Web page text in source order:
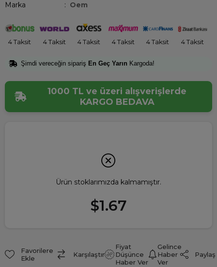
Marka : Oem
4 Taksit 4 Taksit 4 Taksit 4 Taksit 4 Taksit 4 Taksit
Şimdi vereceğin sipariş En Geç Yarın Kargoda!
1000 TL ve üzeri alışverişlerde
KARGO BEDAVA
Ürün stoklarımızda kalmamıştır.
$1.67
Favorilere
Ekle
Karşılaştır
Fiyat
Düşünce
Haber Ver
Gelince
Haber
Ver
Paylaş